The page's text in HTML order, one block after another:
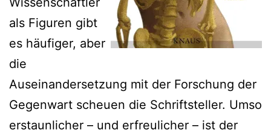
als Figuren gibt
es häufiger, aber
die
Auseinandersetzung mit der Forschung der
Gegenwart scheuen die Schriftsteller. Umso
erstaunlicher – und erfreulicher – ist der